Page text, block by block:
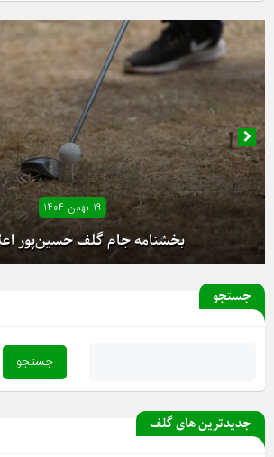
۱۹ بهمن ۱۴۰۴
بخشنامه جام گلف حسین‌پور
۱۸ بهمن ۱۴۰۴
آغاز دور رفت لیگ دسته یک
جستجو
جدیدترین های گلف